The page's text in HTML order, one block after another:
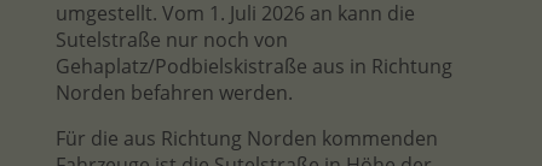
umgestellt. Vom 1. Juli 2026 an kann die
Sutelstraße nur noch von
Gehaplatz/Podbielskistraße aus in Richtung
Norden befahren werden.
Für die aus Richtung Norden kommenden